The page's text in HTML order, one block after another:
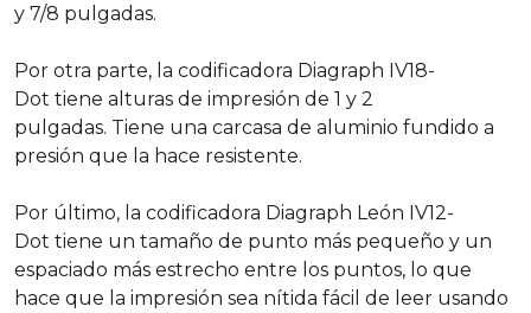
y 7/8 pulgadas.
Por otra parte, la codificadora Diagraph IV18-
Dot tiene alturas de impresión de 1 y 2
pulgadas. Tiene una carcasa de aluminio fundido a
presión que la hace resistente.
Por último, la codificadora Diagraph León IV12-
Dot tiene un tamaño de punto más pequeño y un
espaciado más estrecho entre los puntos, lo que
hace que la impresión sea nítida fácil de leer usando